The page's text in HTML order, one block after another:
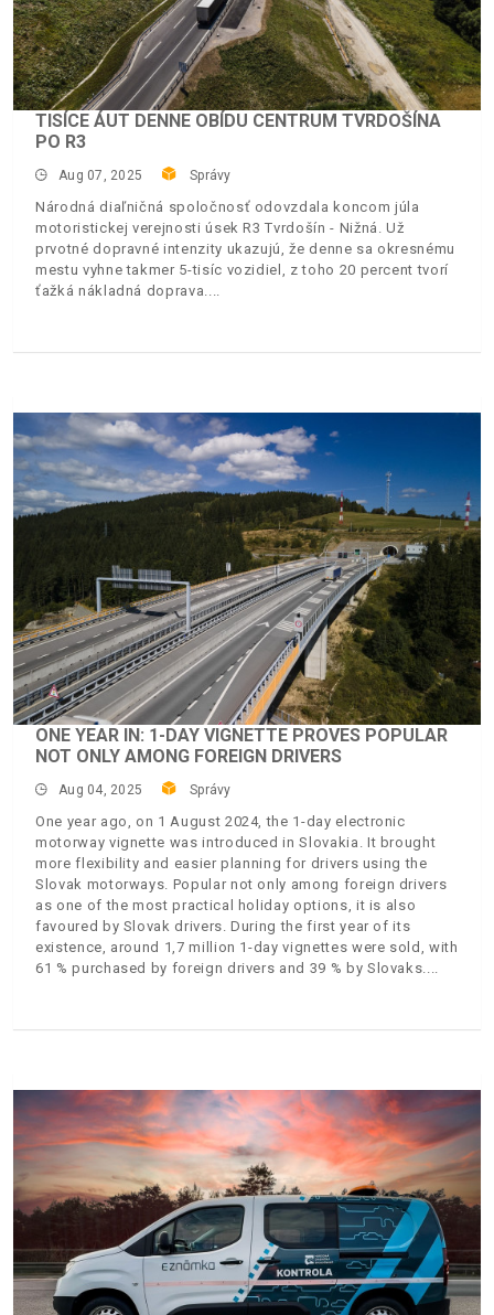
TISÍCE ÁUT DENNE OBÍDU CENTRUM TVRDOŠÍNA
PO R3
Aug 07, 2025 Správy
Národná diaľničná spoločnosť odovzdala koncom júla
motoristickej verejnosti úsek R3 Tvrdošín - Nižná. Už
prvotné dopravné intenzity ukazujú, že denne sa okresnému
mestu vyhne takmer 5-tisíc vozidiel, z toho 20 percent tvorí
ťažká nákladná doprava.
ONE YEAR IN: 1-DAY VIGNETTE PROVES POPULAR
NOT ONLY AMONG FOREIGN DRIVERS
Aug 04, 2025 Správy
One year ago, on 1 August 2024, the 1-day electronic
motorway vignette was introduced in Slovakia. It brought
more flexibility and easier planning for drivers using the
Slovak motorways. Popular not only among foreign drivers
as one of the most practical holiday options, it is also
favoured by Slovak drivers. During the first year of its
existence, around 1,7 million 1-day vignettes were sold, with
61 % purchased by foreign drivers and 39 % by Slovaks.